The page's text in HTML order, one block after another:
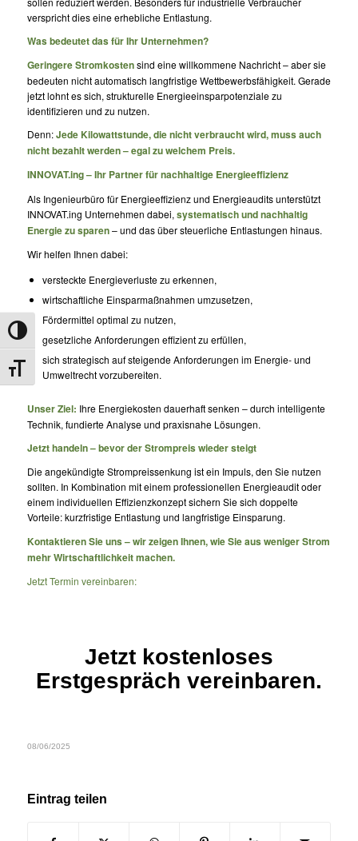
Umschalten auf hohe Kontraste
Schrift vergrößern
verspricht dies eine erhebliche Entlastung.
Was bedeutet das für Ihr Unternehmen?
Geringere Stromkostensind eine willkommene Nachricht – aber sie
bedeuten nicht automatisch langfristige Wettbewerbsfähigkeit. Gerade
jetzt lohnt es sich, strukturelle Energieeinsparpotenziale zu
identifizieren und zu nutzen.
Denn:Jede Kilowattstunde, die nicht verbraucht wird, muss auch
nicht bezahlt werden – egal zu welchem Preis.
INNOVAT.ing – Ihr Partner für nachhaltige Energieeffizienz
Als Ingenieurbüro für Energieeffizienz und Energieaudits unterstützt
INNOVAT.ing Unternehmen dabei, systematisch und nachhaltig
Energie zu sparen– und das über steuerliche Entlastungen hinaus.
Wir helfen Ihnen dabei:
versteckte Energieverluste zu erkennen,
wirtschaftliche Einsparmaßnahmen umzusetzen,
Fördermittel optimal zu nutzen,
gesetzliche Anforderungen effizient zu erfüllen,
sich strategisch auf steigende Anforderungen im Energie- und
Umweltrecht vorzubereiten.
Unser Ziel: Ihre Energiekosten dauerhaft senken – durch intelligente
Technik, fundierte Analyse und praxisnahe Lösungen.
Jetzt handeln – bevor der Strompreis wieder steigt
Die angekündigte Strompreissenkung ist ein Impuls, den Sie nutzen
sollten. In Kombination mit einem professionellen Energieaudit oder
einem individuellen Effizienzkonzept sichern Sie sich doppelte
Vorteile: kurzfristige Entlastung und langfristige Einsparung.
Kontaktieren Sie uns – wir zeigen Ihnen, wie Sie aus weniger Strom
mehr Wirtschaftlichkeit machen.
Jetzt Termin vereinbaren:
Jetzt kostenloses
Erstgespräch vereinbaren.
08/06/2025
Eintrag teilen